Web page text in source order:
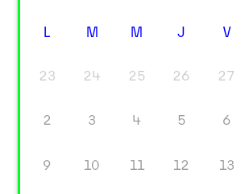
L M M J V
23 24 25 26 27
2 3 4 5 6
9 10 11 12 13